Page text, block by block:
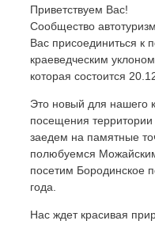
Приветствуем Вас!
Сообщество
Вас присоединиться к
краеведческим
которая состоится
Это новый для нашего
посещения
заедем на памятные
полюбуемся
посетим Бородинское
года.
Нас ждет красивая